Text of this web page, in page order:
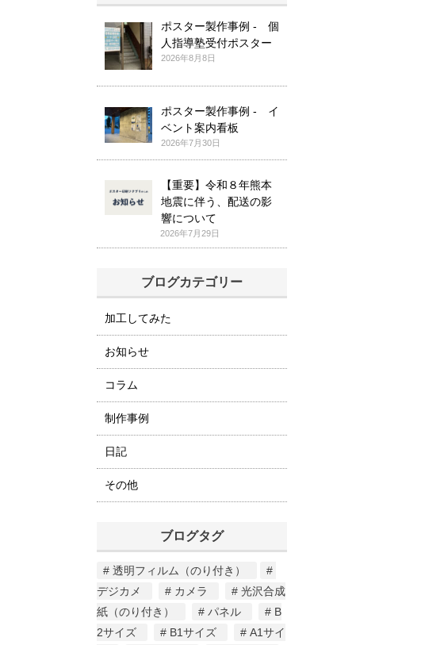
ポスター製作事例 - 個
人指導塾受付ポスター
2026年8月8日
ポスター製作事例 - イ
ベント案内看板
2026年7月30日
【重要】令和８年熊本
地震に伴う、配送の影
響について
2026年7月29日
ブログカテゴリー
加工してみた
お知らせ
コラム
制作事例
日記
その他
ブログタグ
透明フィルム（のり付き）
デジカメ
カメラ
光沢合成
紙（のり付き）
パネル
B
2サイズ
B1サイズ
A1サイ